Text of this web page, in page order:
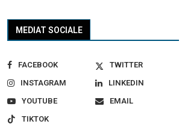
MEDIAT SOCIALE
FACEBOOK
TWITTER
INSTAGRAM
LINKEDIN
YOUTUBE
EMAIL
TIKTOK